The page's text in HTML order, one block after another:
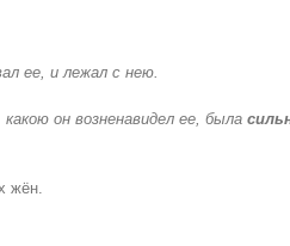
ее, и лежал с нею.
он возненавидел ее, была
жён.